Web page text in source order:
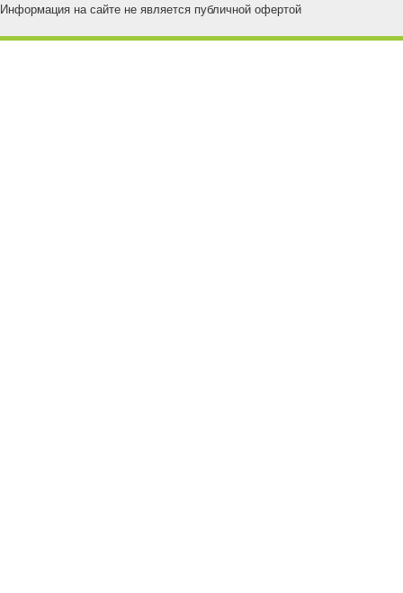
Информация на сайте не является публичной офертой